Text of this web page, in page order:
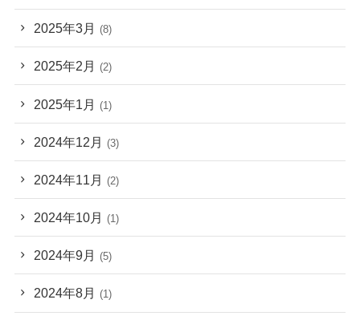
2025年3月 (8)
2025年2月 (2)
2025年1月 (1)
2024年12月 (3)
2024年11月 (2)
2024年10月 (1)
2024年9月 (5)
2024年8月 (1)